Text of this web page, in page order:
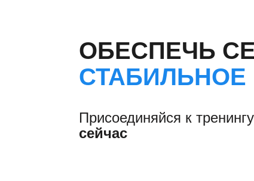
ОБЕСПЕЧЬ
Присоединяйся к
сейчас